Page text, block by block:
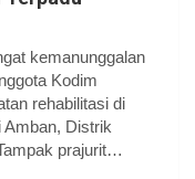
kemanunggalan
Kodim
rehabilitasi di
Amban, Distrik
prajurit…